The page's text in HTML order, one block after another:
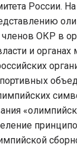
России.
ОКР в
и органах